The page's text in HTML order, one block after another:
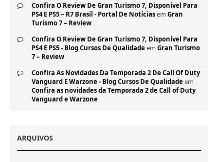
Confira O Review De Gran Turismo 7, Disponível Para
PS4 E PS5 – R7 Brasil - Portal De Notíciasem Gran
Turismo 7 – Review
Confira O Review De Gran Turismo 7, Disponível Para
PS4 E PS5 - Blog Cursos De Qualidade em Gran Turismo
7 – Review
Confira As Novidades Da Temporada 2 De Call Of Duty
Vanguard E Warzone - Blog Cursos De Qualidade em
Confira as novidades da Temporada 2 de Call of Duty
Vanguard e Warzone
ARQUIVOS